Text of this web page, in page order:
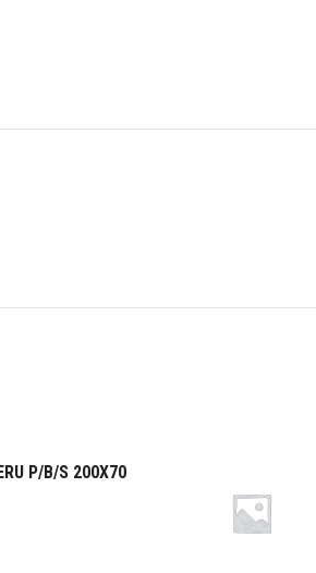
P/B/S 200X70